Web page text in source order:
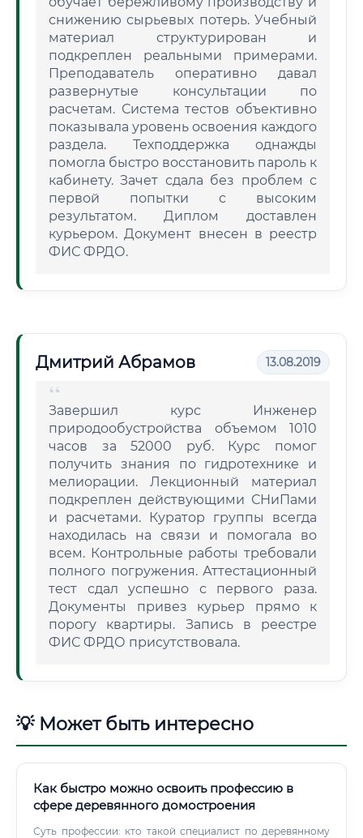
снижению сырьевых потерь. Учебный
материал структурирован и
подкреплен реальными примерами.
Преподаватель оперативно давал
развернутые консультации по
расчетам. Система тестов объективно
показывала уровень освоения каждого
раздела. Техподдержка однажды
помогла быстро восстановить пароль к
кабинету. Зачет сдала без проблем с
первой попытки с высоким
результатом. Диплом доставлен
курьером. Документ внесен в реестр
ФИС ФРДО.
Дмитрий Абрамов 13.08.2019
Завершил курс Инженер
природообустройства объемом 1010
часов за 52000 руб. Курс помог
получить знания по гидротехнике и
мелиорации. Лекционный материал
подкреплен действующими СНиПами
и расчетами. Куратор группы всегда
находилась на связи и помогала во
всем. Контрольные работы требовали
полного погружения. Аттестационный
тест сдал успешно с первого раза.
Документы привез курьер прямо к
порогу квартиры. Запись в реестре
ФИС ФРДО присутствовала.
💡 Может быть интересно
Как быстро можно освоить профессию в
сфере деревянного домостроения
Суть профессии: кто такой специалист по деревянному